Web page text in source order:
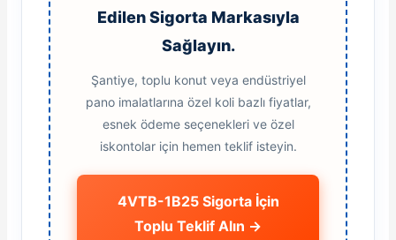
Edilen Sigorta Markasıyla
Sağlayın.
Şantiye, toplu konut veya endüstriyel
pano imalatlarına özel koli bazlı fiyatlar,
esnek ödeme seçenekleri ve özel
iskontolar için hemen teklif isteyin.
4VTB-1B25 Sigorta İçin
Toplu Teklif Alın →